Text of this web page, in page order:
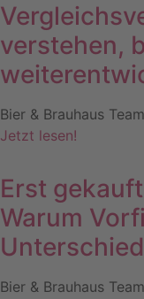
verstehen,
Bier & Brauhaus Team
Jetzt lesen!
Erst
Warum
Bier & Brauhaus Team